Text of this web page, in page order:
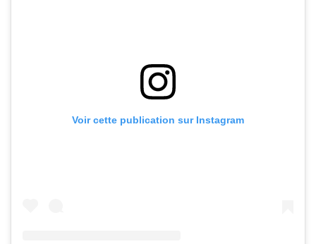
Voir cette publication sur Instagram